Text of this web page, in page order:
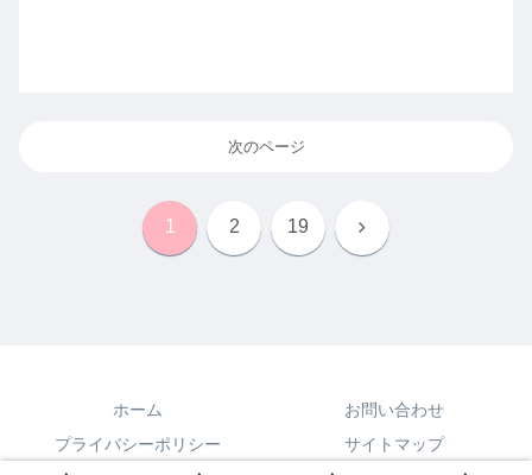
次のページ
1 2 19 次
ホーム
お問い合わせ
プライバシーポリシー
サイトマップ